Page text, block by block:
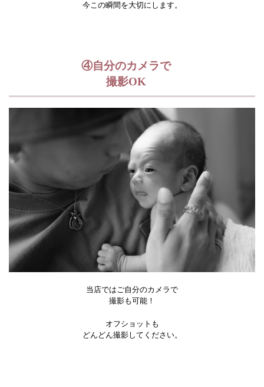
今この瞬間を大切にします。
④自分のカメラで
撮影OK
当店ではご自分のカメラで
撮影も可能！
オフショットも
どんどん撮影してください。